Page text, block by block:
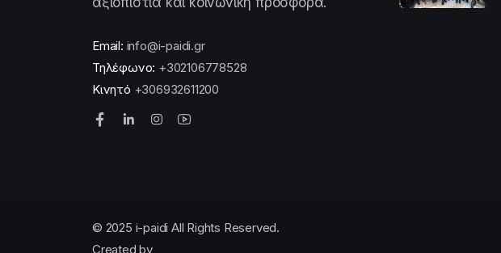
Email: info@i-paidi.gr
Τηλέφωνο: +302106778528
Κινητό +306932611200
© 2025 i-paidi All Rights Reserved.
Created by